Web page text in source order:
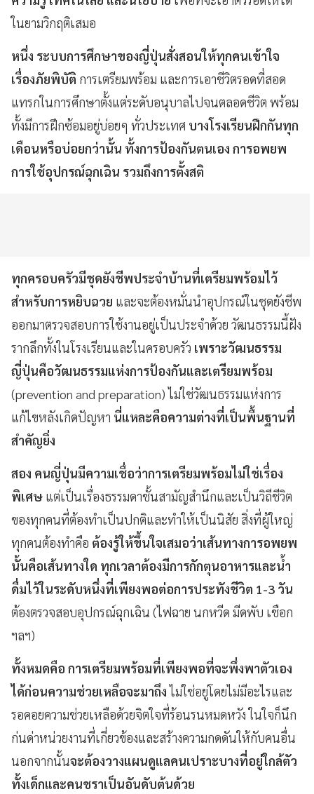
ในยามวิกฤติเสมอ
หนึ่ง ระบบการศึกษาของญี่ปุ่นสั่งสอนให้ทุกคนเข้าใจ
เรื่องภัยพิบัติ การเตรียมพร้อม และการเอาชีวิตรอดที่สอด
แทรกในการศึกษาตั้งแต่ระดับอนุบาลไปจนตลอดชีวิต พร้อม
ทั้งมีการฝึกซ้อมอยู่บ่อยๆ ทั่วประเทศ บางโรงเรียนฝึกกันทุก
เดือนหรือบ่อยกว่านั้น ทั้งการป้องกันตนเอง การอพยพ
การใช้อุปกรณ์ฉุกเฉิน รวมถึงการตั้งสติ
ทุกครอบครัวมีชุดยังชีพประจำบ้านที่เตรียมพร้อมไว้
สำหรับการหยิบฉวย และจะต้องหมั่นนำอุปกรณ์ในชุดยังชีพ
ออกมาตรวจสอบการใช้งานอยู่เป็นประจำด้วย วัฒนธรรมนี้ฝัง
รากลึกทั้งในโรงเรียนและในครอบครัว เพราะวัฒนธรรม
ญี่ปุ่นคือวัฒนธรรมแห่งการป้องกันและเตรียมพร้อม
(prevention and preparation) ไม่ใช่วัฒนธรรมแห่งการ
แก้ไขหลังเกิดปัญหา นี่แหละคือความต่างที่เป็นพื้นฐานที่
สำคัญยิ่ง
สอง คนญี่ปุ่นมีความเชื่อว่าการเตรียมพร้อมไม่ใช่เรื่อง
พิเศษ แต่เป็นเรื่องธรรมดาชั้นสามัญสำนึกและเป็นวิถีชีวิต
ของทุกคนที่ต้องทำเป็นปกติและทำให้เป็นนิสัย สิ่งที่ผู้ใหญ่
ทุกคนต้องทำคือ ต้องรู้ให้ขึ้นใจเสมอว่าเส้นทางการอพยพ
นั้นคือเส้นทางใด ทุกเวลาต้องมีการกักตุนอาหารและน้ำ
ดื่มไว้ในระดับหนึ่งที่เพียงพอต่อการประทังชีวิต 1-3 วัน
ต้องตรวจสอบอุปกรณ์ฉุกเฉิน (ไฟฉาย นกหวีด มีดพับ เชือก
ฯลฯ)
ทั้งหมดคือ การเตรียมพร้อมที่เพียงพอที่จะพึ่งพาตัวเอง
ได้ก่อนความช่วยเหลือจะมาถึงไม่ใช่อยู่โดยไม่มีอะไรและ
รอคอยความช่วยเหลือด้วยจิตใจที่ร้อนรนหมดหวัง ในใจก็นึก
ก่นด่าหน่วยงานที่เกี่ยวข้องและสร้างความกดดันให้กับคนอื่น
นอกจากนั้นจะต้องวางแผนดูแลคนเปราะบางที่อยู่ใกล้ตัว
ทั้งเด็กและคนชราเป็นอันดับต้นด้วย